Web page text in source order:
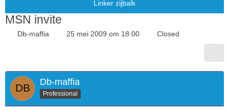
MSN invite
Db-maffia 25 mei 2009 om 18:00 Closed
Db-maffia
Professional